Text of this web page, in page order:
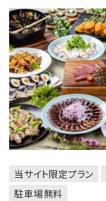
当サイト限定プラン
駐車場無料